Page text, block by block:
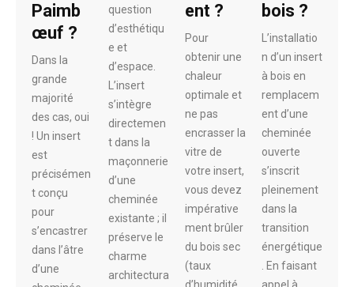
Paimb
œuf ?
Dans la
grande
majorité
des cas, oui
! Un insert
est
précisémen
t conçu
pour
s’encastrer
dans l’âtre
d’une
question
d’esthétiqu
e et
d’espace.
L’insert
s’intègre
directemen
t dans la
maçonnerie
d’une
cheminée
existante ; il
préserve le
charme
architectura
ent ?
Pour
obtenir une
chaleur
optimale et
ne pas
encrasser la
vitre de
votre insert,
vous devez
impérative
ment brûler
du bois sec
(taux
bois ?
L’installatio
n d’un insert
à bois en
remplacem
ent d’une
cheminée
ouverte
s’inscrit
pleinement
dans la
transition
énergétique
. En faisant